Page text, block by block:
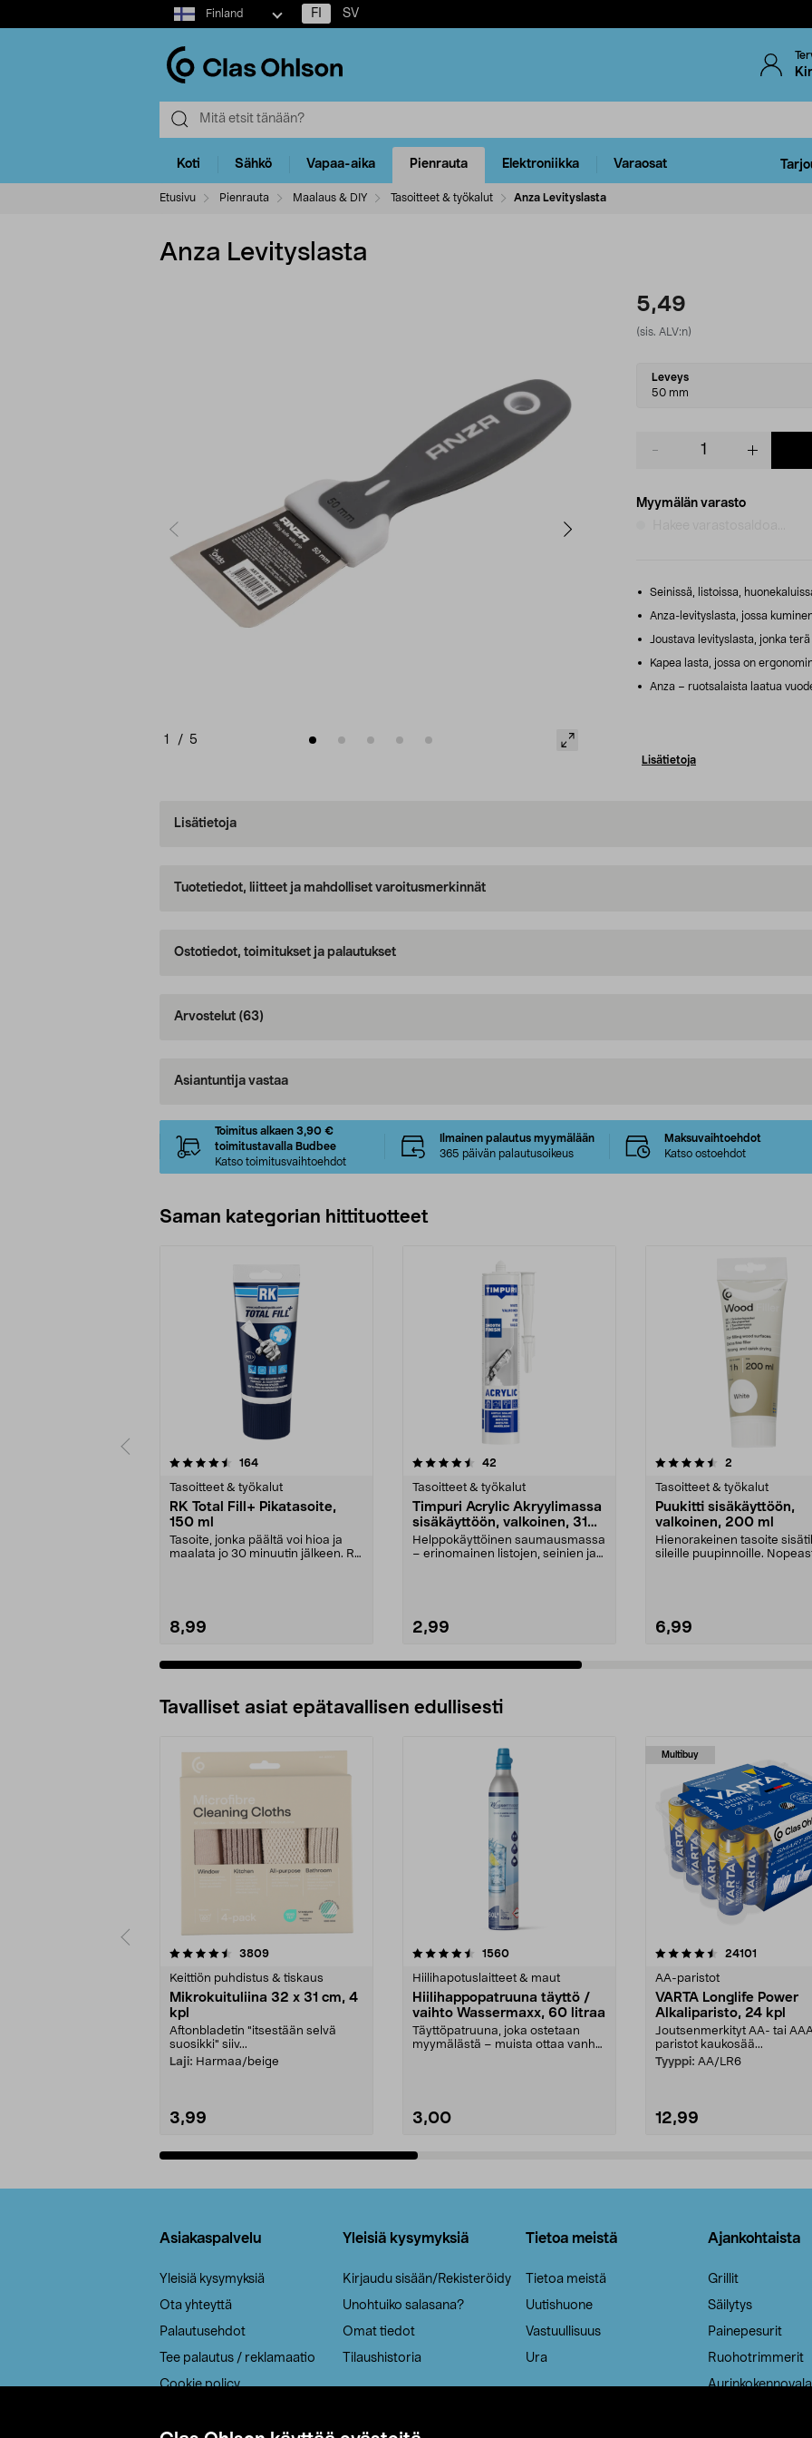
Select
market
Finland FI SV
Koti Sähkö Vapaa-aika Pienrauta Elektroniikka Varaosat
Etusivu Pienrauta Maalaus & DIY Tasoitteet & työkalut Anza Levityslasta
Anza Levityslasta
1 / 5
5,49
(sis. ALV:n)
Select
variant
Leveys
50 mm
Myymälän varasto
Seinissä, listoissa,
Anza-levityslasta, jossa
Joustava levityslasta, jonka
Kapea lasta, jossa on
Anza – ruotsalaista laatua
Lisätietoja
Lisätietoja
Tuotetiedot, liitteet ja mahdolliset varoitusmerkinnät
Ostotiedot, toimitukset ja palautukset
Arvostelut (63)
Asiantuntija vastaa
Toimitus alkaen 3,90 €
toimitustavalla Budbee
Katso toimitusvaihtoehdot
Ilmainen palautus myymälään
365 päivän palautusoikeus
Maksuvaihtoehdot
Katso ostoehdot
Saman kategorian hittituotteet
164arvostelut
Tasoitteet & työkalut
RK Total Fill+ Pikatasoite,
150 ml
Tasoite, jonka päältä voi hioa ja
maalata jo 30 minuutin jälkeen. RK
8,99
4.5 viidestä
42
Tasoitteet & työkalut
Timpuri Acrylic Akryylimassa
sisäkäyttöön, valkoinen, 310
ml
Helppokäyttöinen saumausmassa
– erinomainen listojen, seinien ja
2,99
4.5 viidestä
2
Tasoitteet & työkalut
Puukitti sisäkäyttöön,
valkoinen, 200 ml
Hienorakeinen tasoite
sileille puupinnoille.
6,99
4.5 viidestä
Tavalliset asiat epätavallisen edullisesti
3809arvostelut
Keittiön puhdistus & tiskaus
Mikrokuituliina 32 x 31 cm, 4
kpl
Aftonbladetin "itsestään selvä
suosikki" siiv...
Laji: Harmaa/beige
3,99
4.5viidestä
1560arvostelut
Hiilihapotuslaitteet & maut
Hiilihappopatruuna täyttö /
vaihto Wassermaxx, 60 litraa
Täyttöpatruuna, joka ostetaan
myymälästä – muista ottaa vanha
3,00
Multibuy
4.5viidestä
24101
AA-paristot
VARTA Longlife Power
Alkaliparisto, 24 kpl
Joutsenmerkityt AA- tai
paristot kaukosää...
Tyyppi: AA/LR6
12,99
4.5viidestä
Asiakaspalvelu
Yleisiä kysymyksiä
Ota yhteyttä
Palautusehdot
Tee palautus / reklamaatio
Cookie policy
Yleisiä kysymyksiä
Kirjaudu sisään/Rekisteröidy
Unohtuiko salasana?
Omat tiedot
Tilaushistoria
Tietoa meistä
Tietoa meistä
Uutishuone
Vastuullisuus
Ura
Ajankohtaista
Grillit
Säilytys
Painepesurit
Ruohotrimmerit